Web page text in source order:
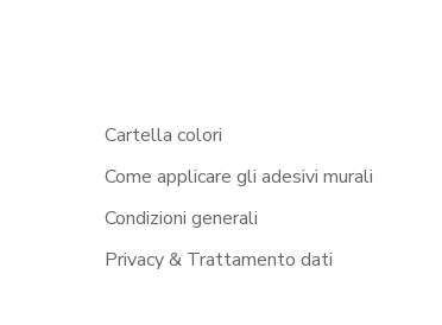
Cartella colori
Come applicare gli adesivi murali
Condizioni generali
Privacy & Trattamento dati